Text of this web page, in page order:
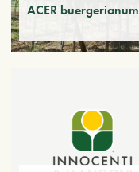
ACER buergerianum